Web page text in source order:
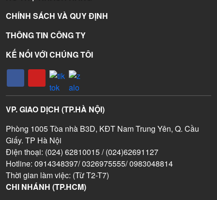
CHÍNH SÁCH VÀ QUY ĐỊNH
THÔNG TIN CÔNG TY
KẾ NỐI VỚI CHÚNG TÔI
VP. GIAO DỊCH (TP.HÀ NỘI)
Phòng 1005 Tòa nhà B3D, KĐT Nam Trung Yên, Q. Cầu
Giấy. TP Hà Nội
Điện thoại: (024) 62810015 / (024)62691127
Hotline: 0914348397/ 0326975555/ 0983048814
Thời gian làm việc: (Từ T2-T7)
CHI NHÁNH (TP.HCM)